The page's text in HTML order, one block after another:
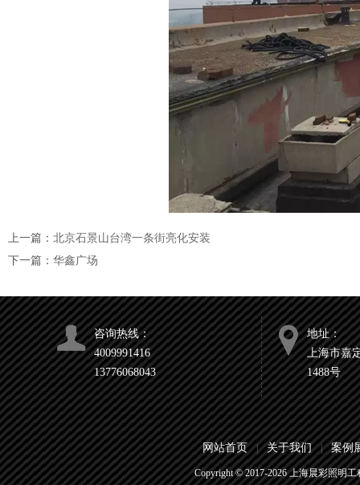
上一篇： 北京石景山台湾一条街亮化安装
下一篇： 华鑫广场
咨询热线：
4009991416
13776068043
地址：
上海市嘉
1488号
网站首页 | 关于我们 | 案例
Copyright © 2017-2026上海晨彩照明工